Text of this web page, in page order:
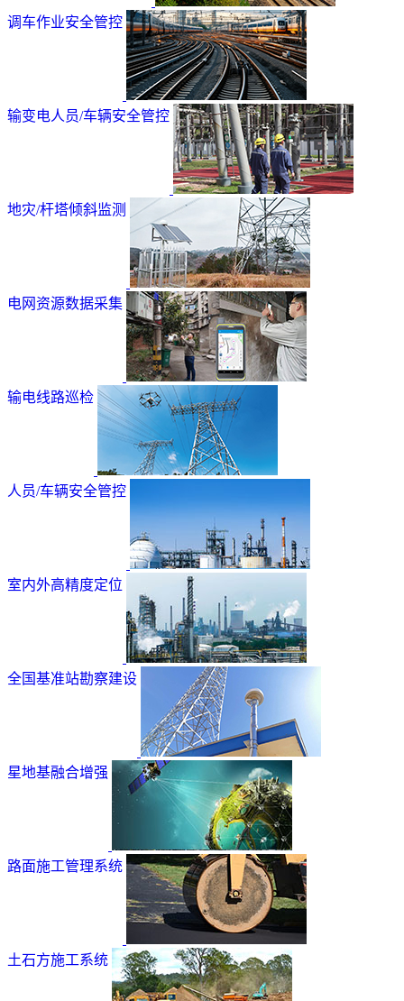
调车作业安全管控
输变电人员/车辆安全管控
地灾/杆塔倾斜监测
电网资源数据采集
输电线路巡检
人员/车辆安全管控
室内外高精度定位
全国基准站勘察建设
星地基融合增强
路面施工管理系统
土石方施工系统